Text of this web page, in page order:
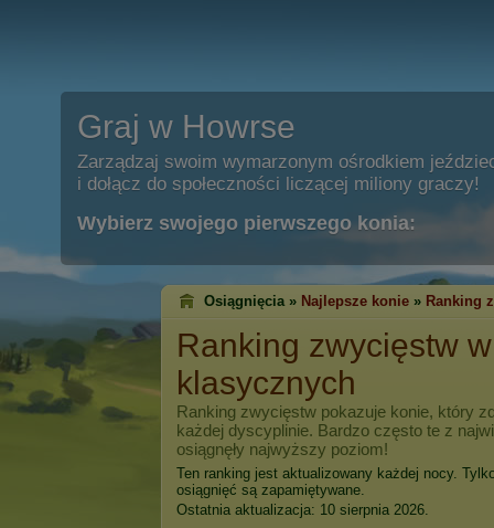
Graj w Howrse
Zarządzaj swoim wymarzonym ośrodkiem
i dołącz do społeczności liczącej miliony graczy!
Wybierz swojego pierwszego konia:
Osiągnięcia » Najlepsze konie » Ranking
Ranking zwycięstw
klasycznych
Ranking zwycięstw pokazuje konie, który
każdej dyscyplinie. Bardzo często te z
osiągnęły najwyższy poziom!
Ten ranking jest aktualizowany każdej nocy.
osiągnięć są zapamiętywane.
Ostatnia aktualizacja: 10 sierpnia 2026.